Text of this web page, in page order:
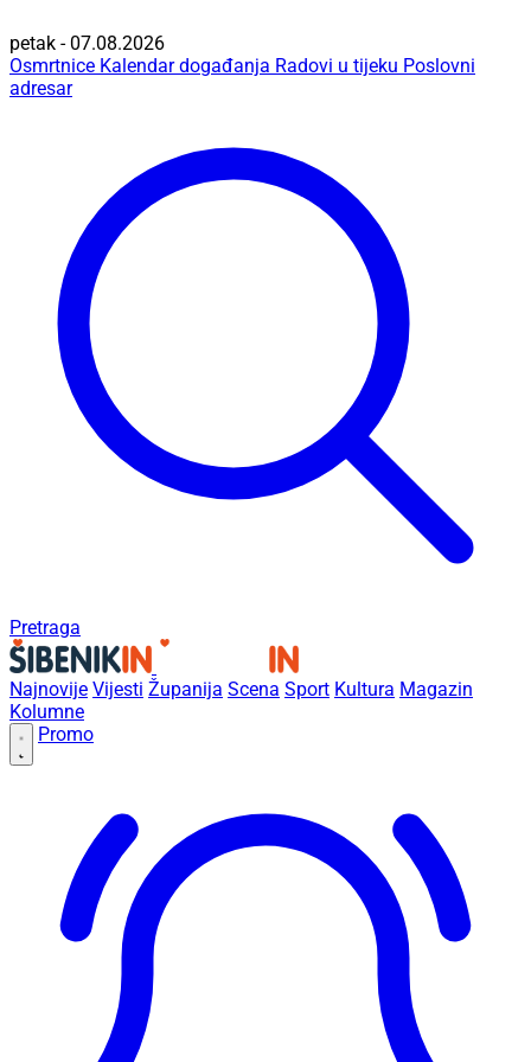
petak - 07.08.2026
Osmrtnice Kalendar događanja Radovi u tijeku Poslovni
adresar
Pretraga
Najnovije Vijesti Županija Scena Sport Kultura Magazin
Kolumne
Promo